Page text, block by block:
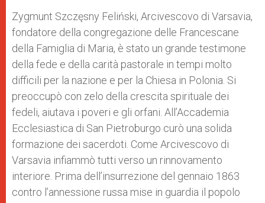
Zygmunt Szczęsny Feliński, Arcivescovo di Varsavia,
fondatore della congregazione delle Francescane
della Famiglia di Maria, è stato un grande testimone
della fede e della carità pastorale in tempi molto
difficili per la nazione e per la Chiesa in Polonia. Si
preoccupò con zelo della crescita spirituale dei
fedeli, aiutava i poveri e gli orfani. All’Accademia
Ecclesiastica di San Pietroburgo curò una solida
formazione dei sacerdoti. Come Arcivescovo di
Varsavia infiammò tutti verso un rinnovamento
interiore. Prima dell’insurrezione del gennaio 1863
contro l’annessione russa mise in guardia il popolo